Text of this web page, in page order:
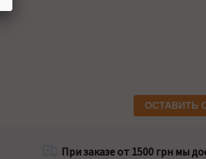
ОСТАВИТЬ
При заказе от 1500 грн мы